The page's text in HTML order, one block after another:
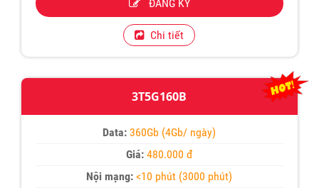
ĐĂNG KÝ
Chi tiết
3T5G160B
Data: 360Gb (4Gb/ ngày)
Giá:480.000 đ
Nội mạng: <10 phút (3000 phút)